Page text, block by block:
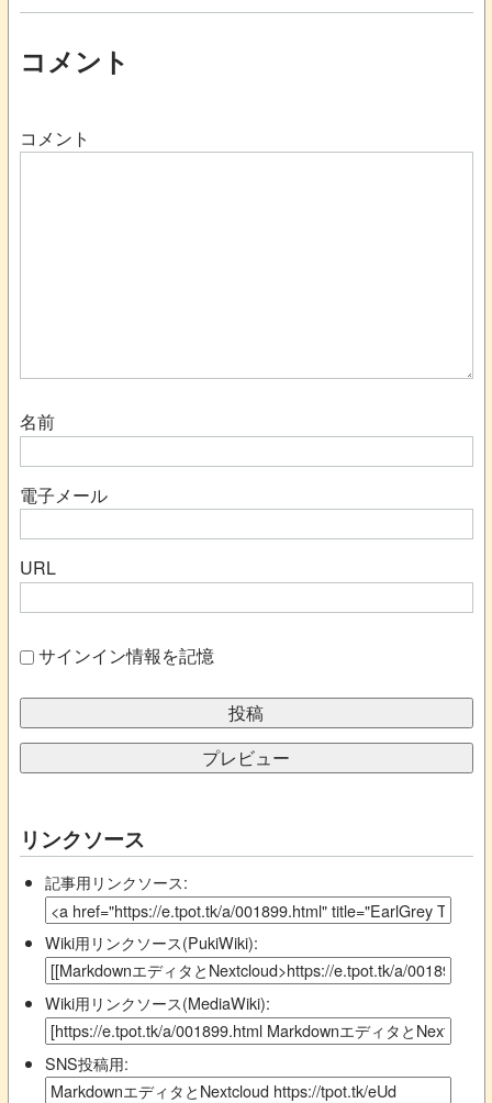
コメント
コメント
名前
電子メール
URL
サインイン情報を記憶
リンクソース
記事用リンクソース:
Wiki用リンクソース(PukiWiki):
Wiki用リンクソース(MediaWiki):
SNS投稿用: